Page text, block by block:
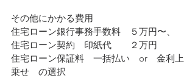
その他にかかる費用
住宅ローン銀行事務手数料　５万円〜、
住宅ローン契約　印紙代　　２万円
住宅ローン保証料　一括払い　or　金利上
乗せ　の選択